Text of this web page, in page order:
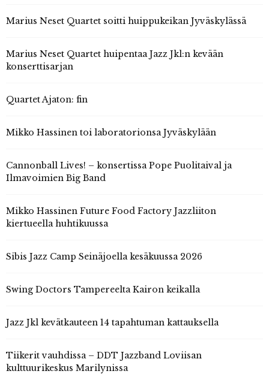
Marius Neset Quartet soitti huippukeikan Jyväskylässä
Marius Neset Quartet huipentaa Jazz Jkl:n kevään
konserttisarjan
Quartet Ajaton: fin
Mikko Hassinen toi laboratorionsa Jyväskylään
Cannonball Lives! – konsertissa Pope Puolitaival ja
Ilmavoimien Big Band
Mikko Hassinen Future Food Factory Jazzliiton
kiertueella huhtikuussa
Sibis Jazz Camp Seinäjoella kesäkuussa 2026
Swing Doctors Tampereelta Kairon keikalla
Jazz Jkl kevätkauteen 14 tapahtuman kattauksella
Tiikerit vauhdissa – DDT Jazzband Loviisan
kulttuurikeskus Marilynissa